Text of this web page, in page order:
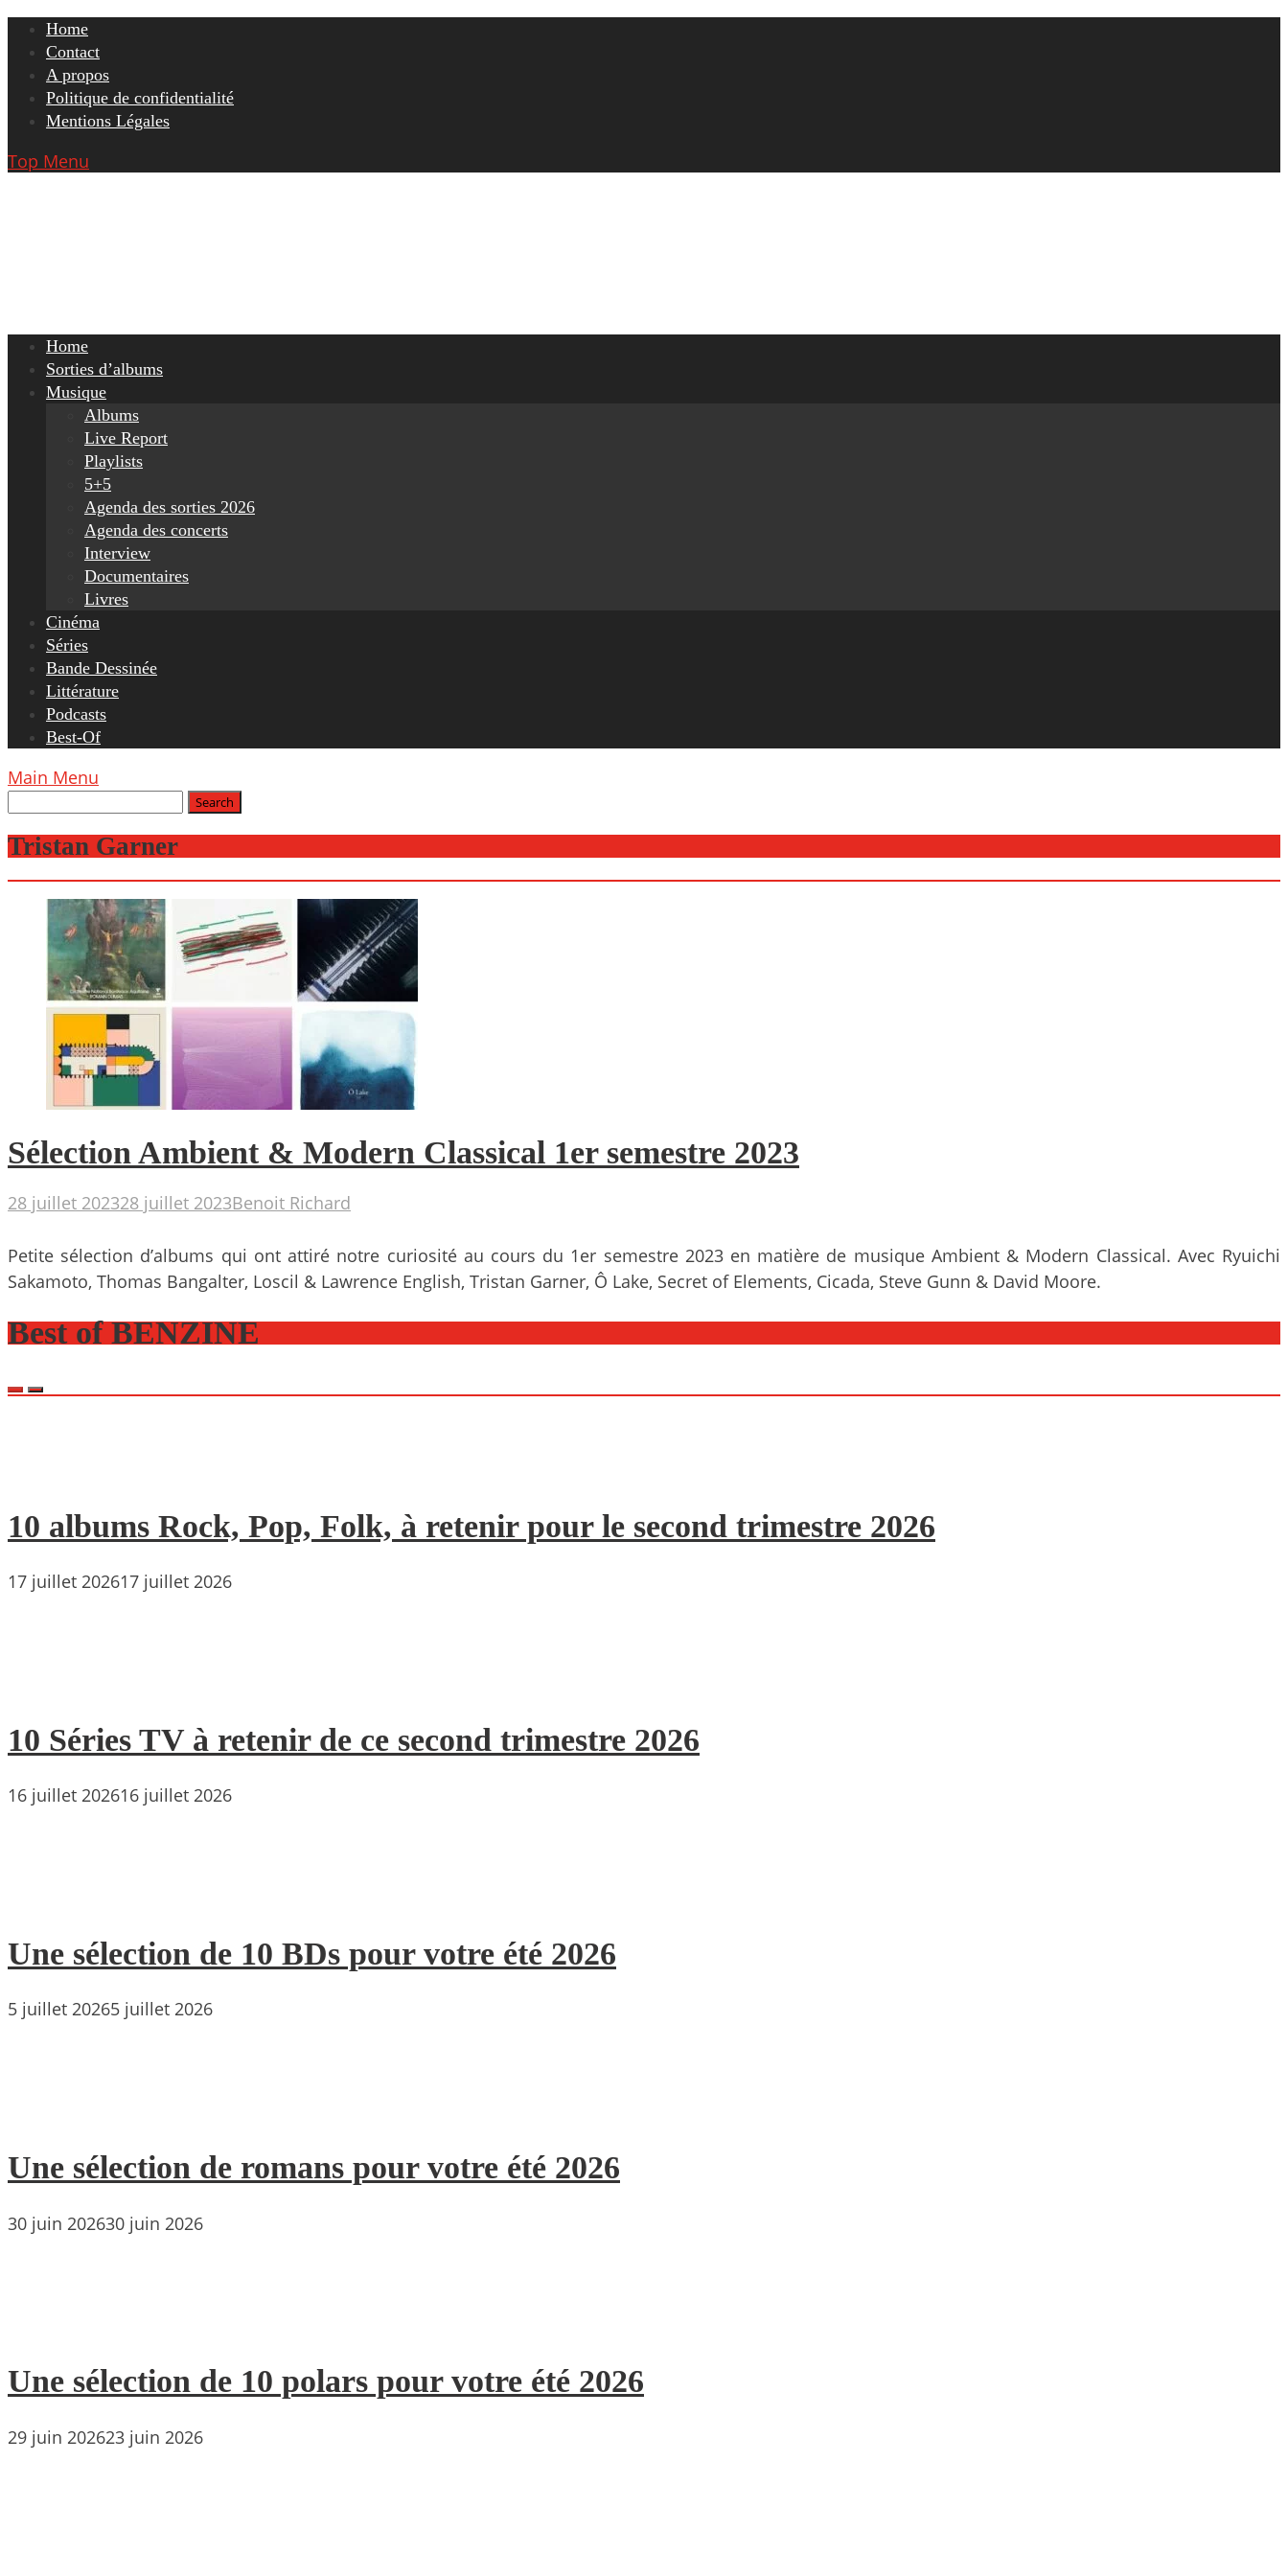
Skip
content
Home
Contact
A propos
Politique de confidentialité
Mentions Légales
Top Menu
Home
Sorties d’albums
Musique
Albums
Live Report
Playlists
5+5
Agenda des sorties 2026
Agenda des concerts
Interview
Documentaires
Livres
Cinéma
Séries
Bande Dessinée
Littérature
Podcasts
Best-Of
Main Menu
Tristan Garner
Sélection Ambient & Modern Classical 1er semestre 2023
28 juillet 202328 juillet 2023Benoit Richard
Petite sélection d’albums qui ont attiré notre curiosité au cours du 1er semestre 2023 en matière de musique Ambient & Modern Classical. Avec Ryuichi
Sakamoto, Thomas Bangalter, Loscil & Lawrence English, Tristan Garner, Ô Lake, Secret of Elements, Cicada, Steve Gunn & David Moore.
Best of BENZINE
10 albums Rock, Pop, Folk, à retenir pour le second trimestre 2026
17 juillet 202617 juillet 2026
10 Séries TV à retenir de ce second trimestre 2026
16 juillet 202616 juillet 2026
Une sélection de 10 BDs pour votre été 2026
5 juillet 20265 juillet 2026
Une sélection de romans pour votre été 2026
30 juin 202630 juin 2026
Une sélection de 10 polars pour votre été 2026
29 juin 202623 juin 2026